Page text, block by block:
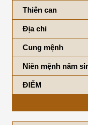
Thiên can
Địa chi
Cung mệnh
Niên mệnh năm
ĐIỂM